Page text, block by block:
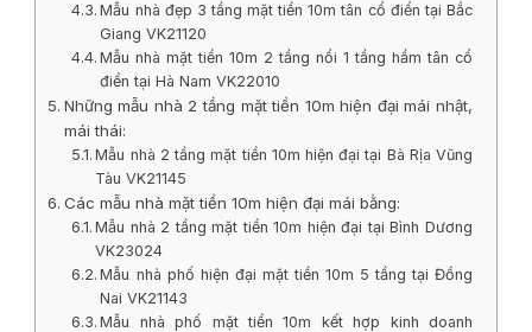
Mẫu nhà đẹp 3 tầng mặt tiền 10m tân cổ điển tại Bắc
Giang VK21120
Mẫu nhà mặt tiền 10m 2 tầng nổi 1 tầng hầm tân cổ
điển tại Hà Nam VK22010
Những mẫu nhà 2 tầng mặt tiền 10m hiện đại mái nhật,
mái thái:
Mẫu nhà 2 tầng mặt tiền 10m hiện đại tại Bà Rịa Vũng
Tàu VK21145
Các mẫu nhà mặt tiền 10m hiện đại mái bằng:
Mẫu nhà 2 tầng mặt tiền 10m hiện đại tại Bình Dương
VK23024
Mẫu nhà phố hiện đại mặt tiền 10m 5 tầng tại Đồng
Nai VK21143
Mẫu nhà phố mặt tiền 10m kết hợp kinh doanh